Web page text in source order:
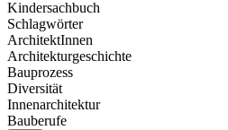
Kindersachbuch
Schlagwörter
ArchitektInnen
Architekturgeschichte
Bauprozess
Diversität
Innenarchitektur
Bauberufe